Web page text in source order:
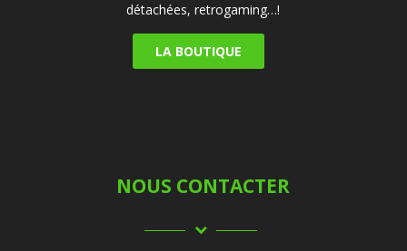
détachées, retrogaming…!
LA BOUTIQUE
NOUS CONTACTER